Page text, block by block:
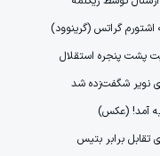
اشتورم گراتس (گرینوود)
پشت پنجره استقلال
نویر شگفت‌زده شد
آمد! (عکس)
تقابل برابر بتیس